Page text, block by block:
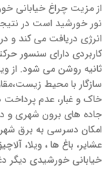
از مزیت چراغ خیابانی
نور خورشید است در
انرژی دریافت می کند و
ثانیه روشن می شود. از
سازگار با محیط
خاک و غبار، عدم
جاده های برون شهری و
امکان دسرسی به برق
عشایر، باغ ها ، ویلا،
خیابانی خورشیدی دیگر